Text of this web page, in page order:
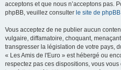
acceptons et que nous n’acceptons pas.
phpBB, veuillez consulter le site de phpBB
Vous acceptez de ne publier aucun
vulgaire, diffamatoire, choquant,
transgresser la législation de votre pays,
« Les Amis de l'Euro » est hébergé ou
respectez pas ces dispositions, vous